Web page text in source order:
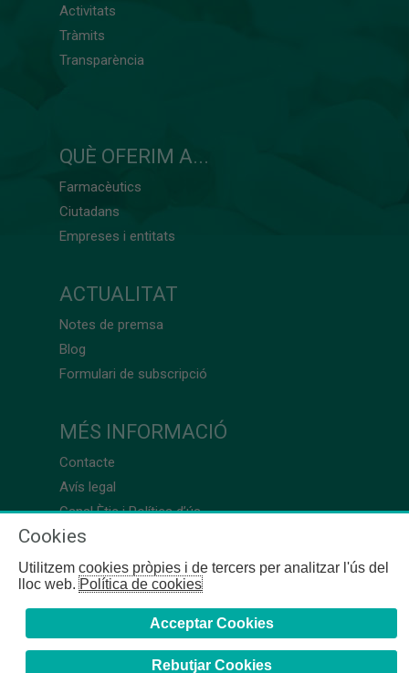
Activitats
Tràmits
Transparència
QUÈ OFERIM A...
Farmacèutics
Ciutadans
Empreses i entitats
ACTUALITAT
Notes de premsa
Blog
Formulari de subscripció
MÉS INFORMACIÓ
Contacte
Avís legal
Canal Ètic i Política d’ús
Cookies
Utilitzem cookies pròpies i de tercers per analitzar l'ús del
lloc web.Política de cookies
Acceptar Cookies
Rebutjar Cookies